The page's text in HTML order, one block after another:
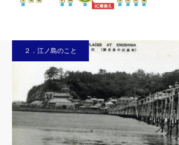
２．江ノ島のこと